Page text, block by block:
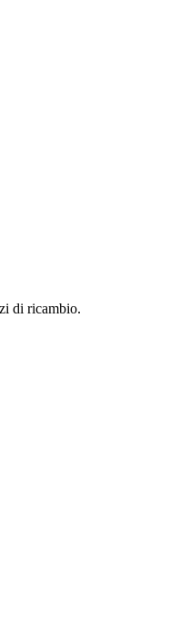
di ricambio.